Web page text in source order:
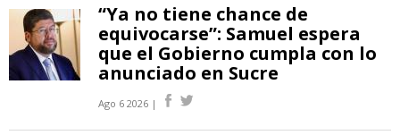
“Ya no tiene chance de
equivocarse”: Samuel espera
que el Gobierno cumpla con lo
anunciado en Sucre
Ago 6 2026 |